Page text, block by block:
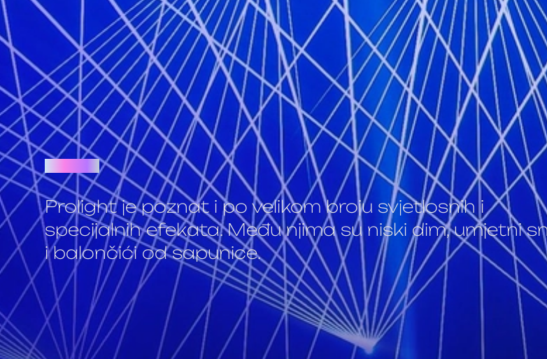
Prolight je poznat i po velikom broju svjetlosnih i
specijalnih efekata. Među njima su niski dim, umjetni
i balončići od sapunice.